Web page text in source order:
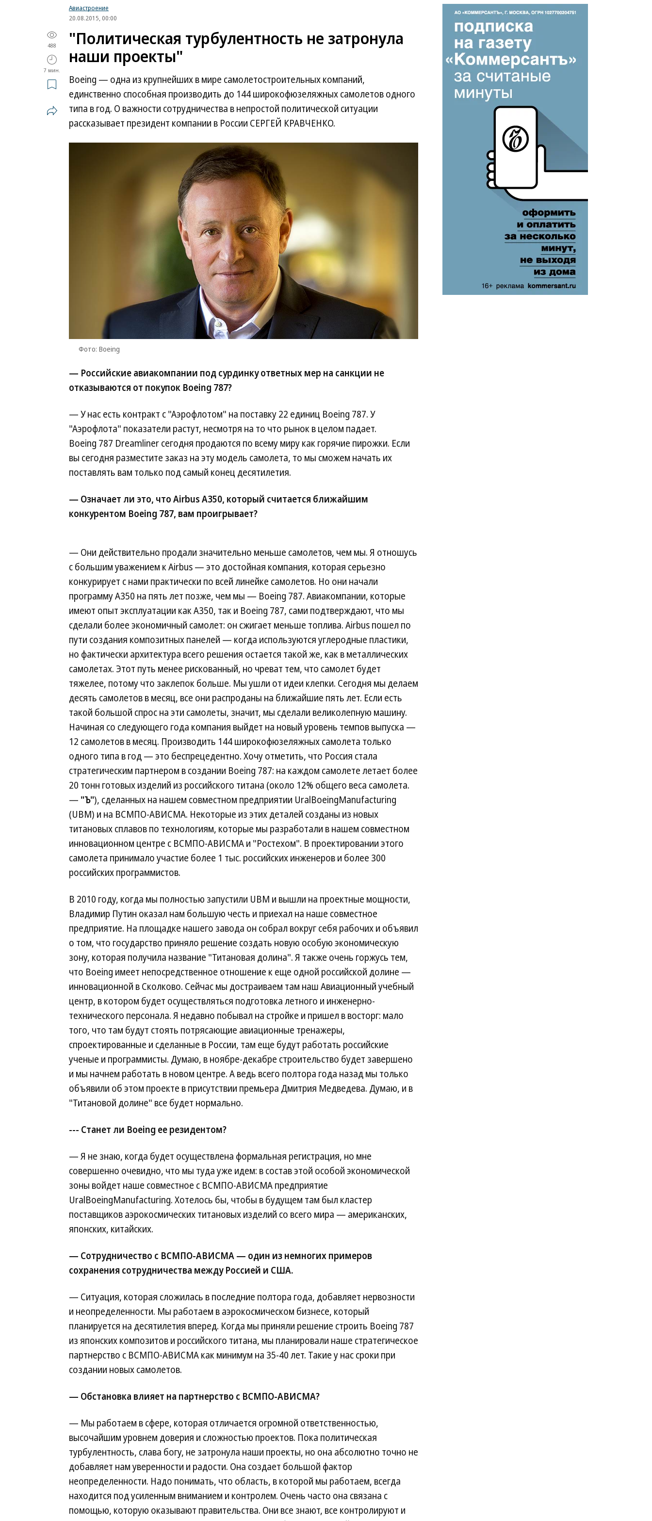
Авиастроение
20.08.2015, 00:00
488
7 мин.
"Политическая турбулентность не затронула
наши проекты"
Boeing — одна из крупнейших в мире самолетостроительных компаний,
единственно способная производить до 144 широкофюзеляжных самолетов одного
типа в год. О важности сотрудничества в непростой политической ситуации
рассказывает президент компании в России СЕРГЕЙ КРАВЧЕНКО.
Фото: Boeing
— Российские авиакомпании под сурдинку ответных мер на санкции не
отказываются от покупок Boeing 787?
— У нас есть контракт с "Аэрофлотом" на поставку 22 единиц Boeing 787. У
"Аэрофлота" показатели растут, несмотря на то что рынок в целом падает.
Boeing 787 Dreamliner сегодня продаются по всему миру как горячие пирожки. Если
вы сегодня разместите заказ на эту модель самолета, то мы сможем начать их
поставлять вам только под самый конец десятилетия.
— Означает ли это, что Airbus A350, который считается ближайшим
конкурентом Boeing 787, вам проигрывает?
— Они действительно продали значительно меньше самолетов, чем мы. Я отношусь
с большим уважением к Airbus — это достойная компания, которая серьезно
конкурирует с нами практически по всей линейке самолетов. Но они начали
программу A350 на пять лет позже, чем мы — Boeing 787. Авиакомпании, которые
имеют опыт эксплуатации как A350, так и Boeing 787, сами подтверждают, что мы
сделали более экономичный самолет: он сжигает меньше топлива. Airbus пошел по
пути создания композитных панелей — когда используются углеродные пластики,
но фактически архитектура всего решения остается такой же, как в металлических
самолетах. Этот путь менее рискованный, но чреват тем, что самолет будет
тяжелее, потому что заклепок больше. Мы ушли от идеи клепки. Сегодня мы делаем
десять самолетов в месяц, все они распроданы на ближайшие пять лет. Если есть
такой большой спрос на эти самолеты, значит, мы сделали великолепную машину.
Начиная со следующего года компания выйдет на новый уровень темпов выпуска —
12 самолетов в месяц. Производить 144 широкофюзеляжных самолета только
одного типа в год — это беспрецедентно. Хочу отметить, что Россия стала
стратегическим партнером в создании Boeing 787: на каждом самолете летает более
20 тонн готовых изделий из российского титана (около 12% общего веса самолета.
— "Ъ"), сделанных на нашем совместном предприятии UralBoeingManufacturing
(UBM) и на ВСМПО-АВИСМА. Некоторые из этих деталей созданы из новых
титановых сплавов по технологиям, которые мы разработали в нашем совместном
инновационном центре с ВСМПО-АВИСМА и "Ростехом". В проектировании этого
самолета принимало участие более 1 тыс. российских инженеров и более 300
российских программистов.
В 2010 году, когда мы полностью запустили UBM и вышли на проектные мощности,
Владимир Путин оказал нам большую честь и приехал на наше совместное
предприятие. На площадке нашего завода он собрал вокруг себя рабочих и объявил
о том, что государство приняло решение создать новую особую экономическую
зону, которая получила название "Титановая долина". Я также очень горжусь тем,
что Boeing имеет непосредственное отношение к еще одной российской долине —
инновационной в Сколково. Сейчас мы достраиваем там наш Авиационный учебный
центр, в котором будет осуществляться подготовка летного и инженерно-
технического персонала. Я недавно побывал на стройке и пришел в восторг: мало
того, что там будут стоять потрясающие авиационные тренажеры,
спроектированные и сделанные в России, там еще будут работать российские
ученые и программисты. Думаю, в ноябре-декабре строительство будет завершено
и мы начнем работать в новом центре. А ведь всего полтора года назад мы только
объявили об этом проекте в присутствии премьера Дмитрия Медведева. Думаю, и в
"Титановой долине" все будет нормально.
--- Станет ли Boeing ее резидентом?
— Я не знаю, когда будет осуществлена формальная регистрация, но мне
совершенно очевидно, что мы туда уже идем: в состав этой особой экономической
зоны войдет наше совместное с ВСМПО-АВИСМА предприятие
UralBoeingManufacturing. Хотелось бы, чтобы в будущем там был кластер
поставщиков аэрокосмических титановых изделий со всего мира — американских,
японских, китайских.
— Сотрудничество с ВСМПО-АВИСМА — один из немногих примеров
сохранения сотрудничества между Россией и США.
— Ситуация, которая сложилась в последние полтора года, добавляет нервозности
и неопределенности. Мы работаем в аэрокосмическом бизнесе, который
планируется на десятилетия вперед. Когда мы приняли решение строить Boeing 787
из японских композитов и российского титана, мы планировали наше стратегическое
партнерство с ВСМПО-АВИСМА как минимум на 35-40 лет. Такие у нас сроки при
создании новых самолетов.
— Обстановка влияет на партнерство с ВСМПО-АВИСМА?
— Мы работаем в сфере, которая отличается огромной ответственностью,
высочайшим уровнем доверия и сложностью проектов. Пока политическая
турбулентность, слава богу, не затронула наши проекты, но она абсолютно точно не
добавляет нам уверенности и радости. Она создает большой фактор
неопределенности. Надо понимать, что область, в которой мы работаем, всегда
находится под усиленным вниманием и контролем. Очень часто она связана с
помощью, которую оказывают правительства. Они все знают, все контролируют и